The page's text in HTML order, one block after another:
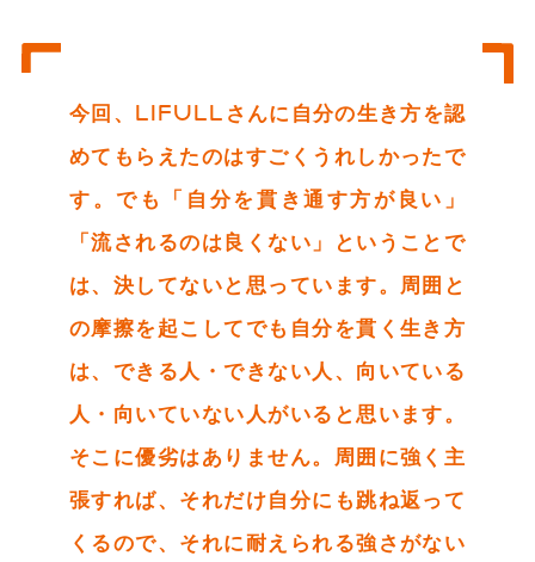
今回、LIFULLさんに自分の生き方を認
めてもらえたのはすごくうれしかったで
す。でも「自分を貫き通す方が良い」
「流されるのは良くない」ということで
は、決してないと思っています。周囲と
の摩擦を起こしてでも自分を貫く生き方
は、できる人・できない人、向いている
人・向いていない人がいると思います。
そこに優劣はありません。周囲に強く主
張すれば、それだけ自分にも跳ね返って
くるので、それに耐えられる強さがない